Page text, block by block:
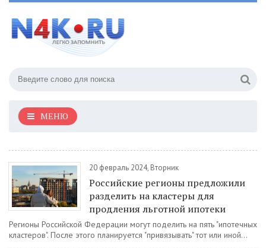
МЕНЮ
20 февраль 2024, Вторник
Российские регионы предложили
разделить на кластеры для
продления льготной ипотеки
Регионы Российской Федерации могут поделить на пять "ипотечных
кластеров". После этого планируется "привязывать" тот или иной...